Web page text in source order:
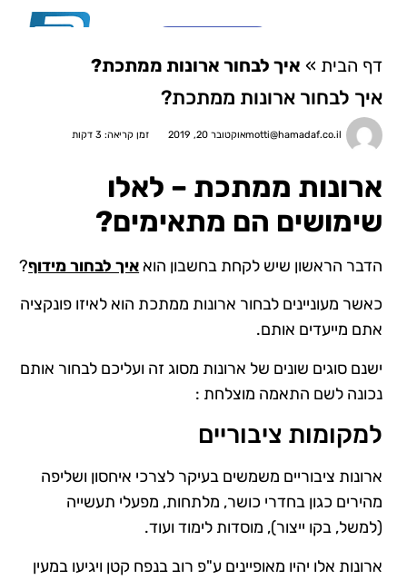
דף הבית » איך לבחור ארונות ממתכת?
איך לבחור ארונות ממתכת?
motti@hamadaf.co.ilאוקטובר 20, 2019 זמן קריאה: 3 דקות
ארונות ממתכת – לאלו
שימושים הם מתאימים?
הדבר הראשון שיש לקחת בחשבון הוא איך לבחור מידוף?
כאשר מעוניינים לבחור ארונות ממתכת הוא לאיזו פונקציה
אתם מייעדים אותם.
ישנם סוגים שונים של ארונות מסוג זה ועליכם לבחור אותם
נכונה לשם התאמה מוצלחת :
למקומות ציבוריים
ארונות ציבוריים משמשים בעיקר לצרכי איחסון ושליפה
מהירים כגון בחדרי כושר, מלתחות, מפעלי תעשייה
(למשל, בקו ייצור), מוסדות לימוד ועוד.
ארונות אלו יהיו מאופיינים ע"פ רוב בנפח קטן ויגיעו במעין